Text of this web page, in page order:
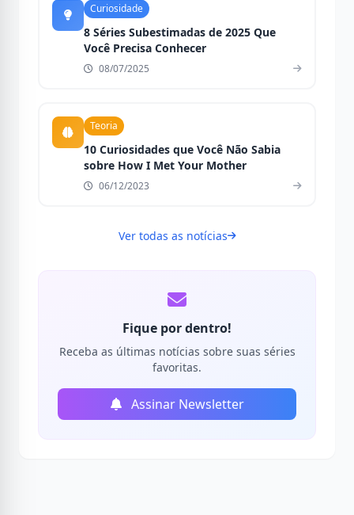
Curiosidade
8 Séries Subestimadas de 2025 Que
Você Precisa Conhecer
08/07/2025
Teoria
10 Curiosidades que Você Não Sabia
sobre How I Met Your Mother
06/12/2023
Ver todas as notícias
Fique por dentro!
Receba as últimas notícias sobre suas séries
favoritas.
Assinar Newsletter